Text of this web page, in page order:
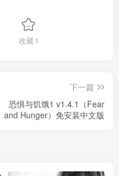
收藏1
下一篇
恐惧与饥饿1 v1.4.1（Fear
and Hunger）免安装中文版